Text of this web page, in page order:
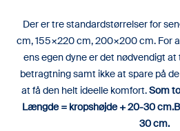
Der er tre standardstørrelser for
cm, 155×220 cm, 200×200 cm. For
ens egen dyne er det nødvendigt
betragtning samt ikke at spare på
at få den helt ideelle komfort.Som
Længde = kropshøjde + 20-30
30 cm.